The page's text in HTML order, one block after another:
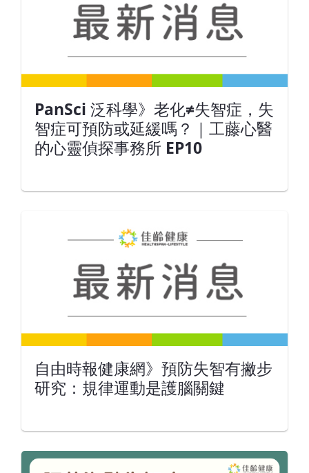
PanSci 泛科學》老化≠失智症，失
智症可預防或延緩嗎？｜工藤心醫
的心靈偵探事務所 EP10
自由時報健康網》預防失智有撇步
研究：規律運動是護腦關鍵